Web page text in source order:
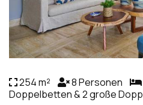
254 m² 8 Personen
Doppelbetten & 2 große